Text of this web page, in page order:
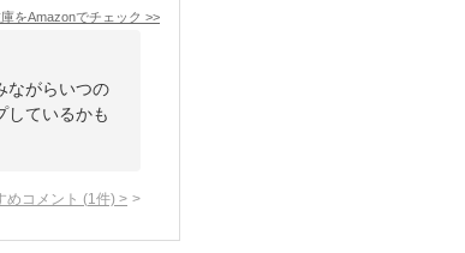
をAmazonでチェック >>
ながらいつの
しているかも
めコメント (1 件) >